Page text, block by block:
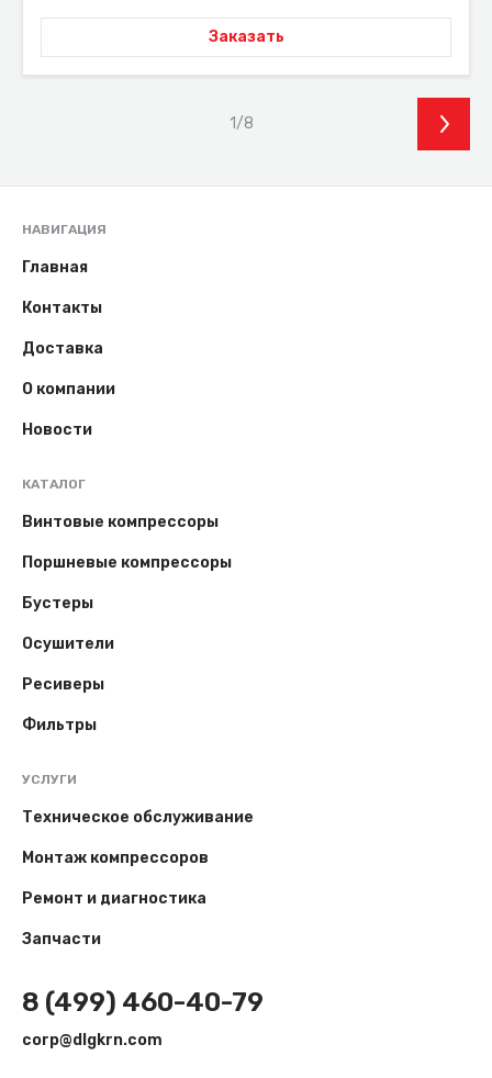
Заказать
1/8
НАВИГАЦИЯ
Главная
Контакты
Доставка
О компании
Новости
КАТАЛОГ
Винтовые компрессоры
Поршневые компрессоры
Бустеры
Осушители
Ресиверы
Фильтры
УСЛУГИ
Техническое обслуживание
Монтаж компрессоров
Ремонт и диагностика
Запчасти
8 (499) 460-40-79
corp@dlgkrn.com